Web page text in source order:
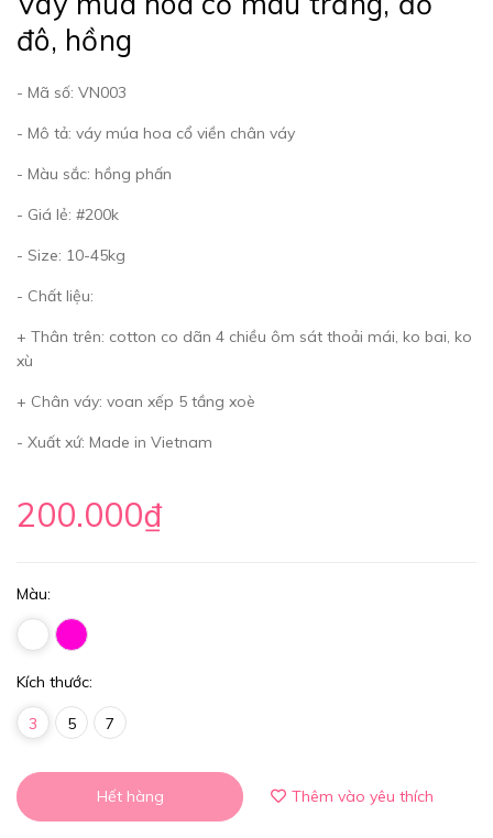
đô, hồng
- Mã số: VN003
- Mô tả: váy múa hoa cổ viền chân váy
- Màu sắc: hồng phấn
- Giá lẻ: #200k
- Size: 10-45kg
- Chất liệu:
+ Thân trên: cotton co dãn 4 chiều ôm sát thoải mái, ko bai, ko
xù
+ Chân váy: voan xếp 5 tầng xoè
- Xuất xứ: Made in Vietnam
200.000₫
Màu:
Kích thước:
3 5 7
Hết hàng Thêm vào yêu thích